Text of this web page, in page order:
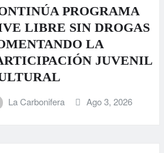
PROGRAMA
LIBRE SIN DROGAS
LA
JUVENIL
La Carbonifera Ago 3, 2026